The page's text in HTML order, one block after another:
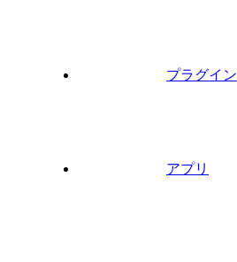
プラグイン
アプリ